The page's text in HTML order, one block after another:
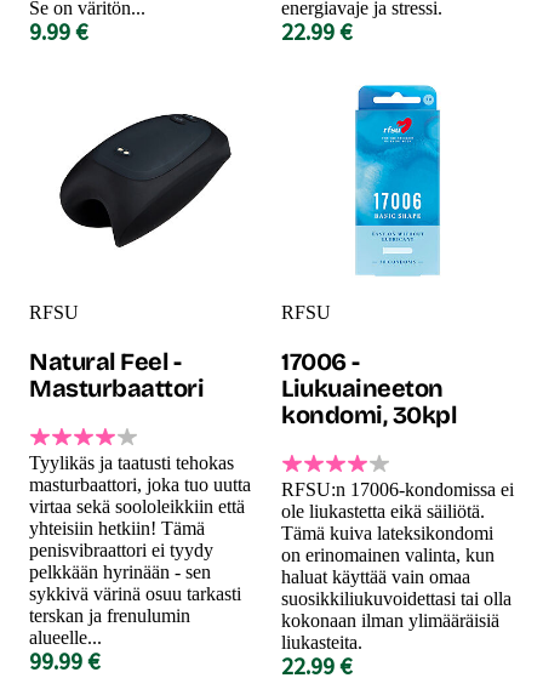
Se on väritön...
9.99 €
energiavaje ja stressi.
22.99 €
RFSU
Natural Feel -
Masturbaattori
Tyylikäs ja taatusti tehokas
masturbaattori, joka tuo uutta
virtaa sekä soololeikkiin että
yhteisiin hetkiin! Tämä
penisvibraattori ei tyydy
pelkkään hyrinään - sen
sykkivä värinä osuu tarkasti
terskan ja frenulumin
alueelle...
99.99 €
RFSU
17006 -
Liukuaineeton
kondomi, 30kpl
RFSU:n 17006-kondomissa ei
ole liukastetta eikä säiliötä.
Tämä kuiva lateksikondomi
on erinomainen valinta, kun
haluat käyttää vain omaa
suosikkiliukuvoidettasi tai olla
kokonaan ilman ylimääräisiä
liukasteita.
22.99 €